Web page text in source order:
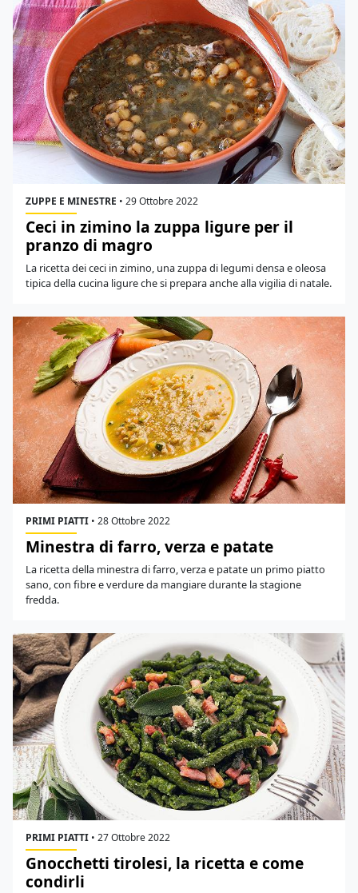
ZUPPE E MINESTRE • 29 Ottobre 2022
Ceci in zimino la zuppa ligure per il
pranzo di magro
La ricetta dei ceci in zimino, una zuppa di legumi densa e oleosa
tipica della cucina ligure che si prepara anche alla vigilia di natale.
PRIMI PIATTI • 28 Ottobre 2022
Minestra di farro, verza e patate
La ricetta della minestra di farro, verza e patate un primo piatto
sano, con fibre e verdure da mangiare durante la stagione
fredda.
PRIMI PIATTI • 27 Ottobre 2022
Gnocchetti tirolesi, la ricetta e come
condirli